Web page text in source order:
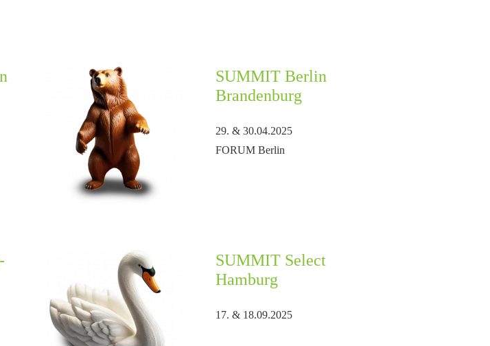
SUMMIT Berlin
Brandenburg
29. & 30.04.2025
FORUM Berlin
SUMMIT Select
Hamburg
17. & 18.09.2025